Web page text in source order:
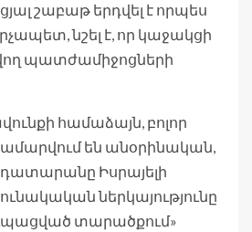
շաբաթ երդվել է որպես
նշել է, որ կաջակցի
պատժամիջոցների
համաձայն, բոլոր
են անօրինական,
Իսրայելի
ներկայությունը
տարածքում»